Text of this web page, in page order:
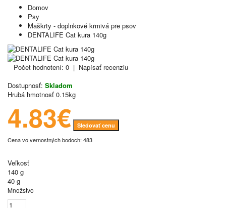
Domov
Psy
Maškrty - doplnkové krmivá pre psov
DENTALIFE Cat kura 140g
Počet hodnotení: 0 | Napísať recenziu
Dostupnosť: Skladom
Hrubá hmotnosť 0.15kg
4.83€ Sledovať cenu
Cena vo vernostných bodoch: 483
Veľkosť
140 g
40 g
Množstvo